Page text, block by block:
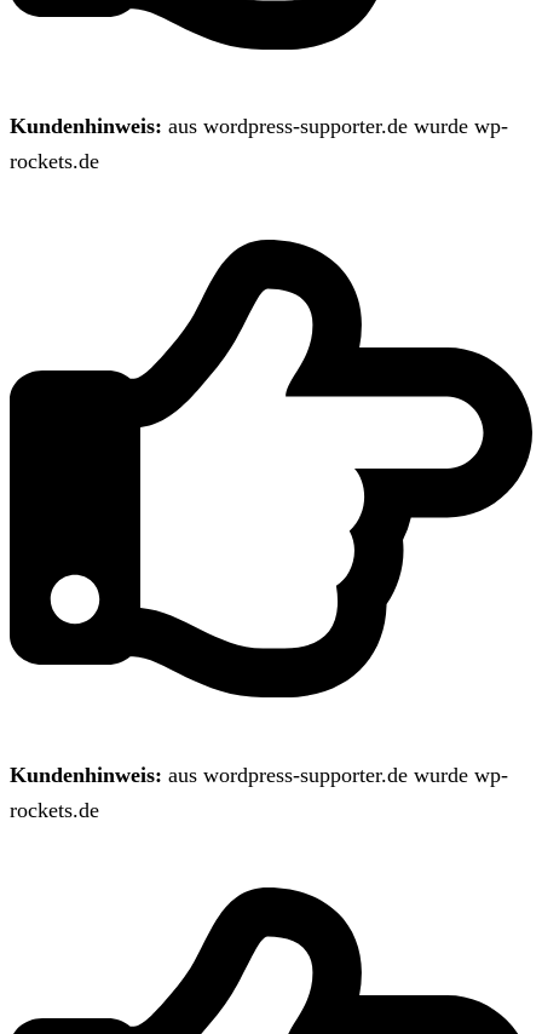
Kundenhinweis: aus wordpress-supporter.de wurde wp-
rockets.de
Kundenhinweis: aus wordpress-supporter.de wurde wp-
rockets.de